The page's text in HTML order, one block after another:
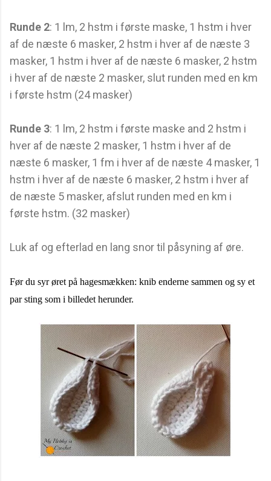
Runde 2: 1 lm, 2 hstm i første maske, 1 hstm i hver
af de næste 6 masker, 2 hstm i hver af de næste 3
masker, 1 hstm i hver af de næste 6 masker, 2 hstm
i hver af de næste 2 masker, slut runden med en km
i første hstm (24 masker)
Runde 3: 1 lm, 2 hstm i første maske and 2 hstm i
hver af de næste 2 masker, 1 hstm i hver af de
næste 6 masker, 1 fm i hver af de næste 4 masker, 1
hstm i hver af de næste 6 masker, 2 hstm i hver af
de næste 5 masker, afslut runden med en km i
første hstm. (32 masker)
Luk af og efterlad en lang snor til påsyning af øre.
Før du syr øret på hagesmækken: knib enderne sammen og sy et
par sting som i billedet herunder.